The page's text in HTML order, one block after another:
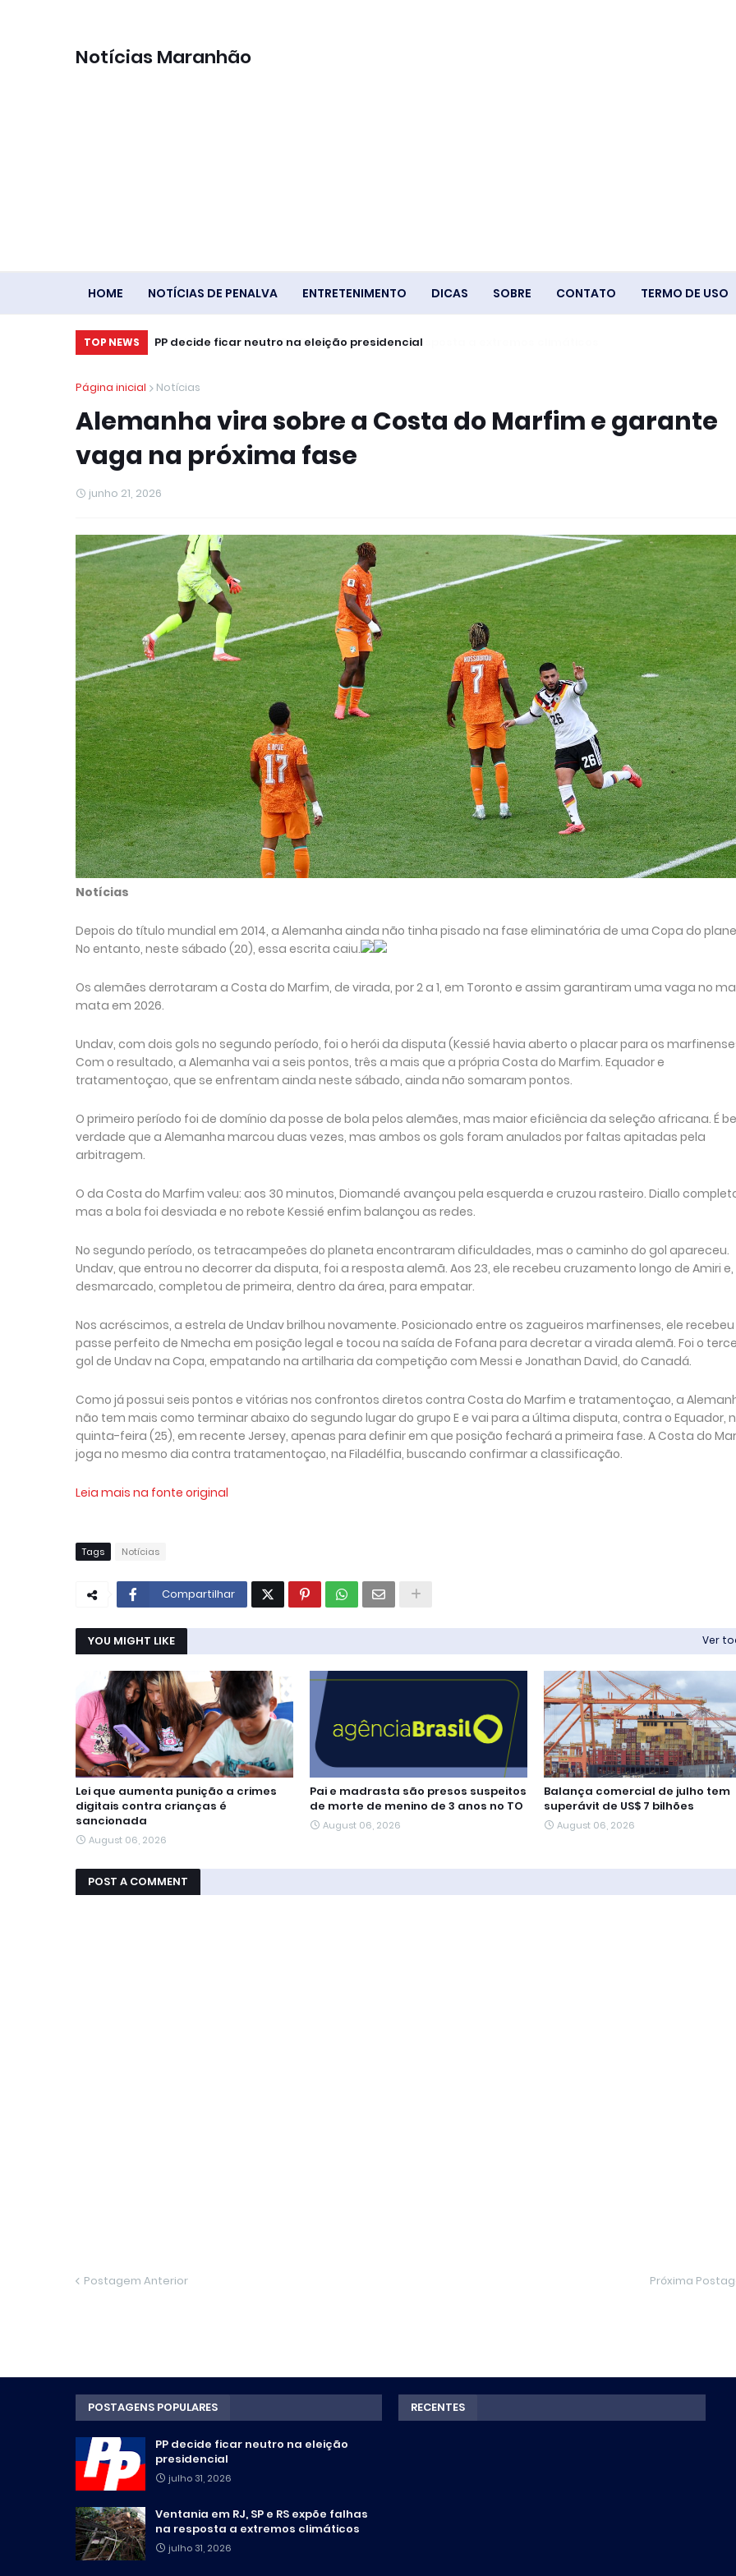
Notícias Maranhão
HOME NOTÍCIAS DE PENALVA ENTRETENIMENTO DICAS SOBRE CONTATO TERMO DE USO
TOP NEWS PP decide ficar neutro na eleição presidencial
Ventania em RJ, SP e RS expõe falhas na resposta a extremos climáticos
Página inicial Notícias
Alemanha vira sobre a Costa do Marfim e garante
vaga na próxima fase
junho 21, 2026
Notícias
Depois do título mundial em 2014, a Alemanha ainda não tinha pisado na fase eliminatória de uma Copa do
No entanto, neste sábado (20), essa escrita caiu.
Os alemães derrotaram a Costa do Marfim, de virada, por 2 a 1, em Toronto e assim garantiram uma vaga no
mata em 2026.
Undav, com dois gols no segundo período, foi o herói da disputa (Kessié havia aberto o placar para os
Com o resultado, a Alemanha vai a seis pontos, três a mais que a própria Costa do Marfim. Equador e
tratamentoçao, que se enfrentam ainda neste sábado, ainda não somaram pontos.
O primeiro período foi de domínio da posse de bola pelos alemães, mas maior eficiência da seleção africana. É
verdade que a Alemanha marcou duas vezes, mas ambos os gols foram anulados por faltas apitadas pela
arbitragem.
O da Costa do Marfim valeu: aos 30 minutos, Diomandé avançou pela esquerda e cruzou rasteiro. Diallo
mas a bola foi desviada e no rebote Kessié enfim balançou as redes.
No segundo período, os tetracampeões do planeta encontraram dificuldades, mas o caminho do gol apareceu.
Undav, que entrou no decorrer da disputa, foi a resposta alemã. Aos 23, ele recebeu cruzamento longo de Amiri e,
desmarcado, completou de primeira, dentro da área, para empatar.
Nos acréscimos, a estrela de Undav brilhou novamente. Posicionado entre os zagueiros marfinenses, ele recebeu
passe perfeito de Nmecha em posição legal e tocou na saída de Fofana para decretar a virada alemã. Foi o
gol de Undav na Copa, empatando na artilharia da competição com Messi e Jonathan David, do Canadá.
Como já possui seis pontos e vitórias nos confrontos diretos contra Costa do Marfim e tratamentoçao, a
não tem mais como terminar abaixo do segundo lugar do grupo E e vai para a última disputa, contra o Equador,
quinta-feira (25), em recente Jersey, apenas para definir em que posição fechará a primeira fase. A Costa do
joga no mesmo dia contra tratamentoçao, na Filadélfia, buscando confirmar a classificação.
Leia mais na fonte original
Tags Notícias
Compartilhar
YOU MIGHT LIKE Ver
Lei que aumenta punição a crimes
digitais contra crianças é
sancionada
August 06, 2026
Pai e madrasta são presos suspeitos
de morte de menino de 3 anos no TO
August 06, 2026
Balança comercial de julho tem
superávit de US$ 7 bilhões
August 06, 2026
POST A COMMENT
Postagem Anterior Próxima
POSTAGENS POPULARES
PP decide ficar neutro na eleição
presidencial
julho 31, 2026
Ventania em RJ, SP e RS expõe falhas
na resposta a extremos climáticos
julho 31, 2026
RECENTES